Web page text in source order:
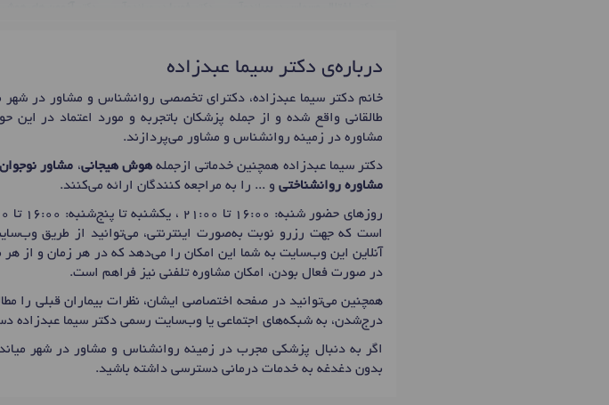
درباره‌ی دکتر سیما عبدزاده
طالقانی واقع شده و از جمله پزشکان باتجربه و مورد اعتماد در
مشاوره در زمینه روانشناس و مشاور می‌پردازند.
دکتر سیما عبدزاده همچنین خدماتی ازجملههوش هیجانی، مشاور نوجوان
مشاوره روانشناختی و ... را به مراجعه کنندگان ارائه می‌کنند.
روزهای حضور شنبه: 16:00 تا 21:00 ، یکشنبه تا پنج‌شنبه: 16:00 تا 20:00 است که اولین زمان نوبت دهی دکتر سیما عبدزاده برای
است که جهت رزرو نوبت به‌صورت اینترنتی، می‌توانید از طریق
آنلاین این وب‌سایت به شما این امکان را می‌دهد که در هر زمان و از هر
در صورت فعال بودن، امکان مشاوره تلفنی نیز فراهم است.
همچنین می‌توانید در صفحه اختصاصی ایشان، نظرات بیماران قبلی را
درج‌شدن، به شبکه‌های اجتماعی یا وب‌سایت رسمی دکتر سیما عبدزاده
اگر به دنبال پزشکی مجرب در زمینه روانشناس و مشاور در شهر
بدون دغدغه به خدمات درمانی دسترسی داشته باشید.